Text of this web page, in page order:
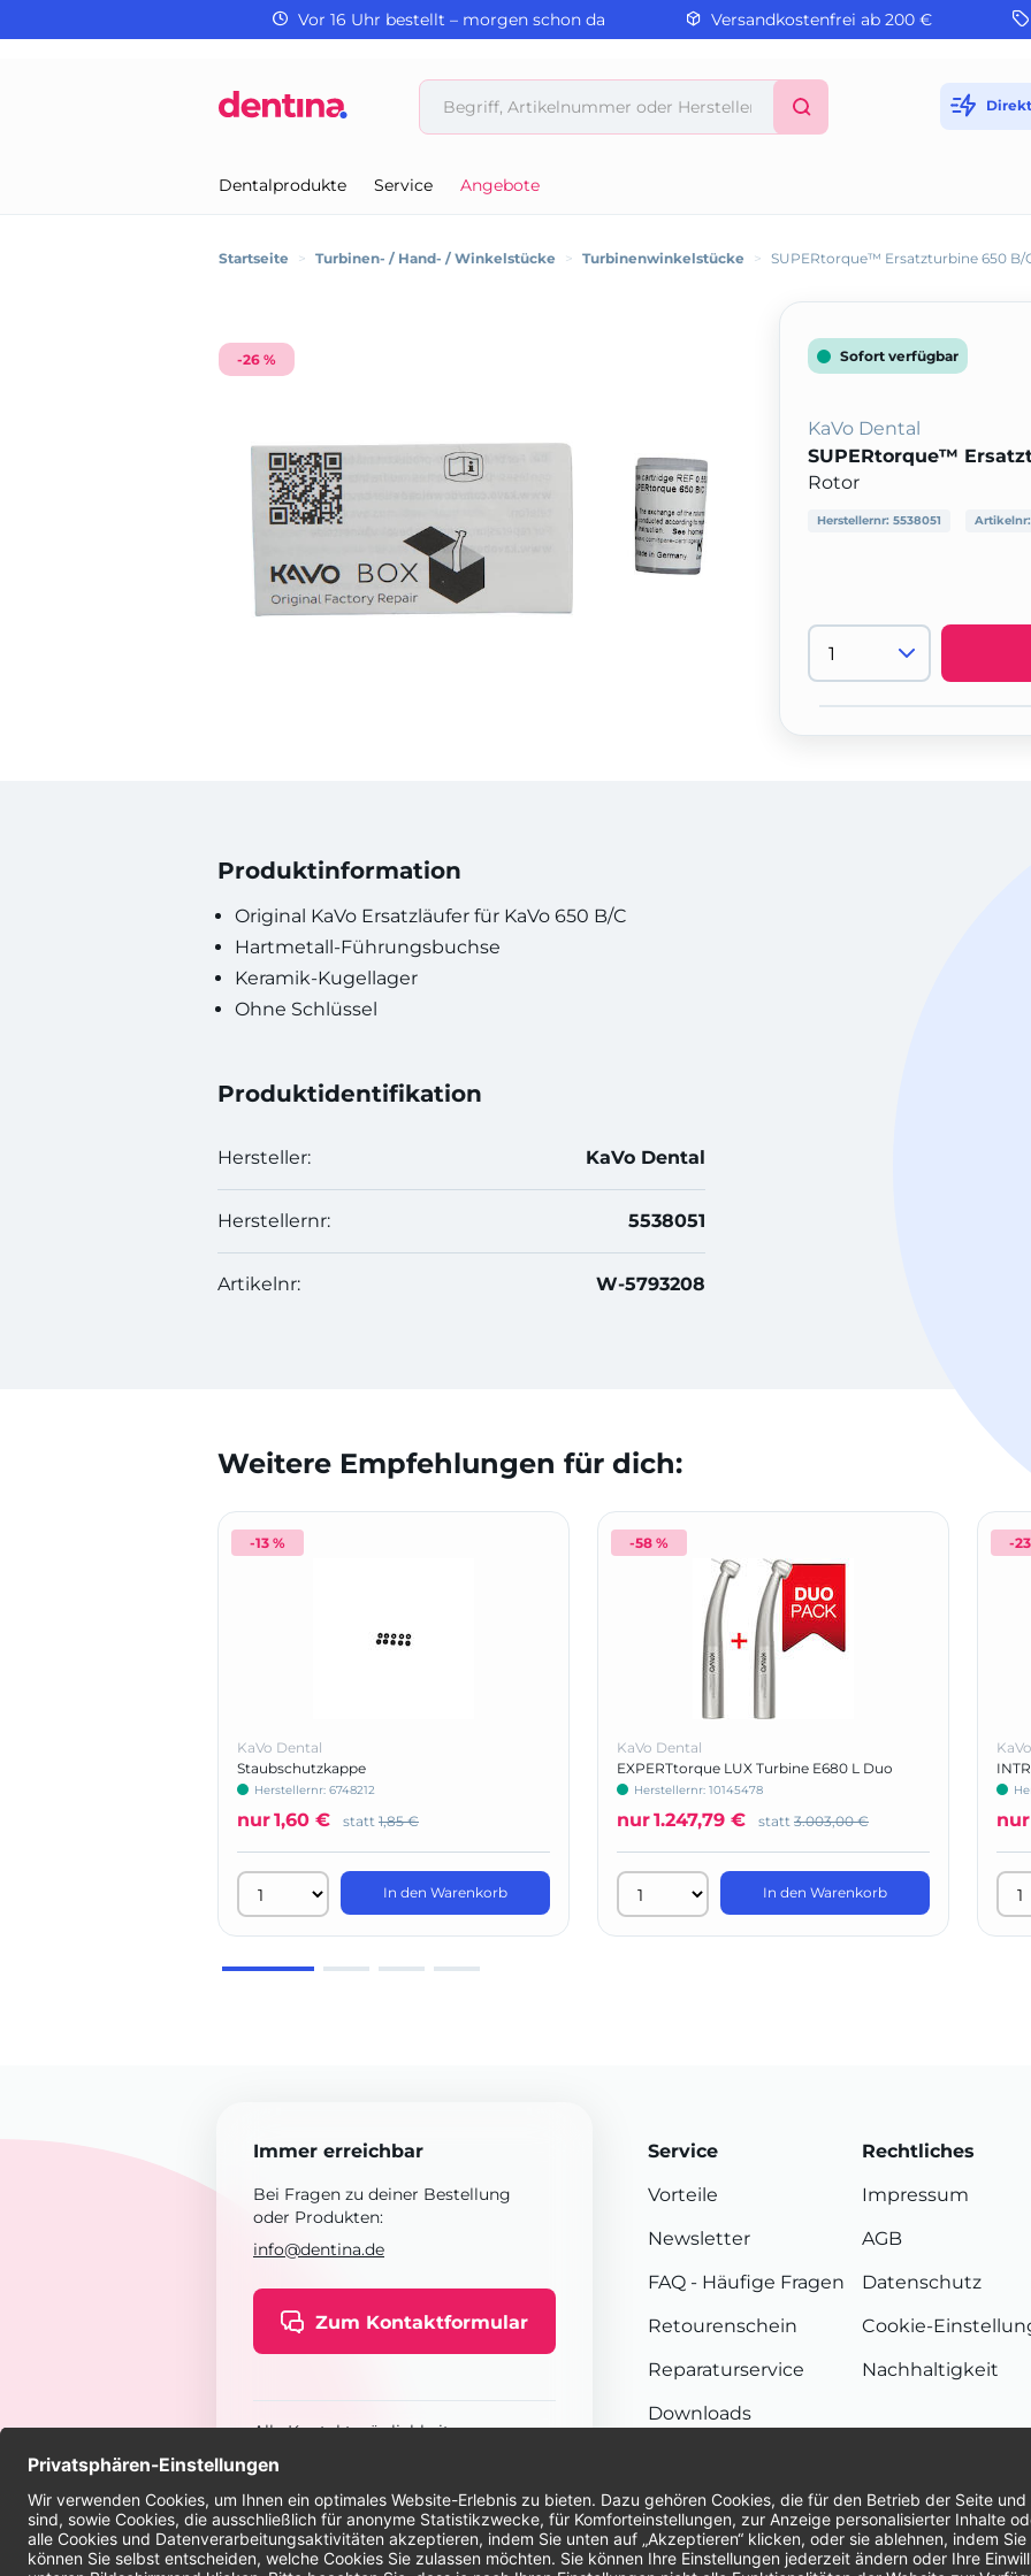
Vor 16 Uhr bestellt – morgen schon da Versandkostenfrei ab 200 €
Dentalprodukte Service Angebote
Startseite > Turbinen- / Hand- / Winkelstücke > Turbinenwinkelstücke > SUPERtorque™ Ersatzturbine 650 B/
-26 %
Produktinformation
Original KaVo Ersatzläufer für KaVo 650 B/C
Hartmetall-Führungsbuchse
Keramik-Kugellager
Ohne Schlüssel
Produktidentifikation
Hersteller: KaVo Dental
Herstellernr: 5538051
Artikelnr: W-5793208
Sofort verfügbar
KaVo Dental
SUPERtorque™
Rotor
Herstellernr: 5538051 Artikelnr:
Weitere Empfehlungen für dich:
-13 %
KaVo Dental
Staubschutzkappe
Herstellernr: 6748212
nur1,60 € statt 1,85 €
In den Warenkorb
-58 %
KaVo Dental
EXPERTtorque LUX Turbine E680 L Duo
PackHerstellernr: 10145478
nur1.247,79 € statt 3.003,00 €
In den Warenkorb
-
nur
Immer erreichbar
Bei Fragen zu deiner Bestellung
oder Produkten:
info@dentina.de
Zum Kontaktformular
Alle Kontaktmöglichkeiten
Service
Vorteile
Newsletter
FAQ - Häufige Fragen
Retourenschein
Reparaturservice
Downloads
Rechtliches
Impressum
AGB
Datenschutz
Cookie-
Nachhaltigkeit